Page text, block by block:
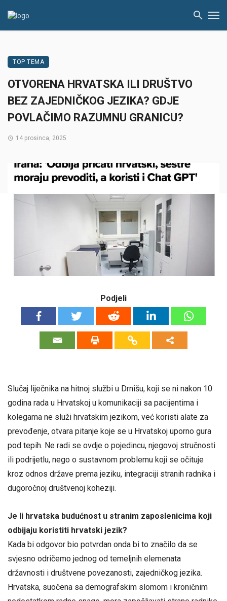
TOP TEMA
OTVORENA HRVATSKA ILI DRUŠTVO
BEZ ZAJEDNIČKOG JEZIKA? GDJE
POVLAČIMO RAZUMNU GRANICU?
14 prosinca, 2025
Podjeli
Slučaj liječnika na hitnoj službi u Drnišu, koji se ni nakon 10
godina rada u Hrvatskoj u komunikaciji sa pacijentima i
kolegama ne služi hrvatskim jezikom, već koristi alate za
prevođenje, otvara pitanje koje se u Hrvatskoj uporno gura
pod tepih. Ne radi se ovdje o pojedincu, njegovoj stručnosti
ili podrijetlu, nego o sustavnom problemu koji se očituje
kroz odnos države prema jeziku, integraciji stranih radnika i
dugoročnoj društvenoj koheziji.
Je li hrvatska budućnost u stranim zaposlenicima koji
odbijaju koristiti hrvatski jezik?
Kada bi odgovor bio potvrdan onda bi to značilo da se
svjesno odričemo jednog od temeljnih elemenata
državnosti i društvene povezanosti, zajedničkog jezika.
Hrvatska, suočena sa demografskim slomom i kroničnim